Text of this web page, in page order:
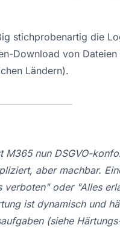
stichprobenartig die
Download von
Ländern).
M365 nun DSGVO-
aber machbar.
verboten" oder "Alles
ist dynamisch und
(siehe